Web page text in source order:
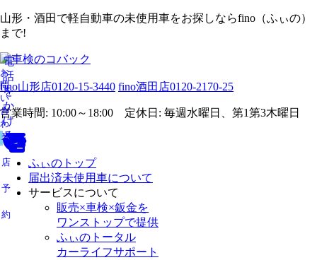
山形・酒田で軽自動車の未使用車をお探しならfino（ふぃの）
まで!
fino山形店0120-15-3440 fino酒田店0120-2170-25
営業時間: 10:00～18:00 定休日: 毎週水曜日、第1第3木曜日
お
問
い
合
わ
せ
来
店
予
約
電
話
を
か
け
る
ふぃのトップ
届出済未使用車について
サービスについて
販売×車検×鈑金を
ワンストップで提供
ふぃのトータル
カーライフサポート